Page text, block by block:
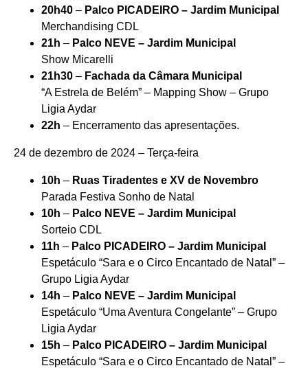
20h40 – Palco PICADEIRO – Jardim Municipal
Merchandising CDL
21h – Palco NEVE – Jardim Municipal
Show Micarelli
21h30 – Fachada da Câmara Municipal
“A Estrela de Belém” – Mapping Show – Grupo
Ligia Aydar
22h – Encerramento das apresentações.
24 de dezembro de 2024 – Terça-feira
10h – Ruas Tiradentes e XV de Novembro
Parada Festiva Sonho de Natal
10h – Palco NEVE – Jardim Municipal
Sorteio CDL
11h – Palco PICADEIRO – Jardim Municipal
Espetáculo “Sara e o Circo Encantado de Natal” –
Grupo Ligia Aydar
14h – Palco NEVE – Jardim Municipal
Espetáculo “Uma Aventura Congelante” – Grupo
Ligia Aydar
15h – Palco PICADEIRO – Jardim Municipal
Espetáculo “Sara e o Circo Encantado de Natal” –